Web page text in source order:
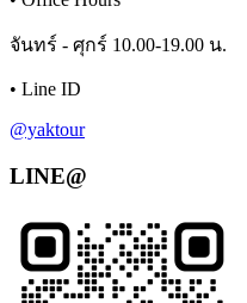
จันทร์ - ศุกร์ 10.00-19.00 น.
• Line ID
@yaktour
LINE@